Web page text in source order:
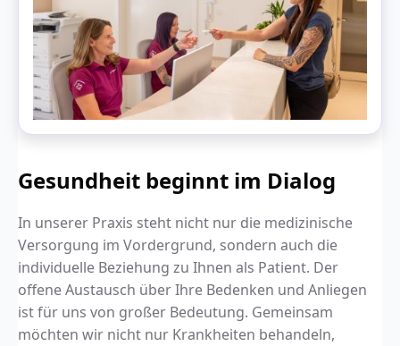
Gesundheit beginnt im Dialog
In unserer Praxis steht nicht nur die medizinische
Versorgung im Vordergrund, sondern auch die
individuelle Beziehung zu Ihnen als Patient. Der
offene Austausch über Ihre Bedenken und Anliegen
ist für uns von großer Bedeutung. Gemeinsam
möchten wir nicht nur Krankheiten behandeln,